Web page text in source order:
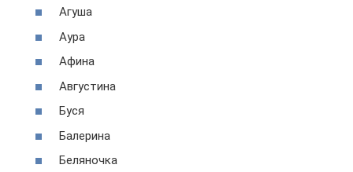
Агуша
Аура
Афина
Августина
Буся
Балерина
Беляночка